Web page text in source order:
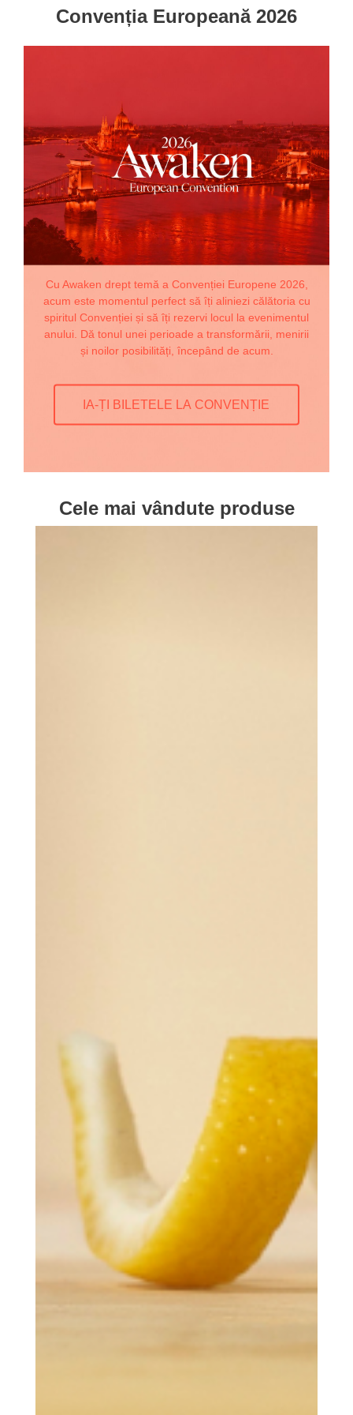
Convenția Europeană 2026
Cu Awaken drept temă a Convenției Europene 2026,
acum este momentul perfect să îți aliniezi călătoria cu
spiritul Convenției și să îți rezervi locul la evenimentul
anului. Dă tonul unei perioade a transformării, menirii
și noilor posibilități, începând de acum.
IA-ȚI BILETELE LA CONVENȚIE
Cele mai vândute produse